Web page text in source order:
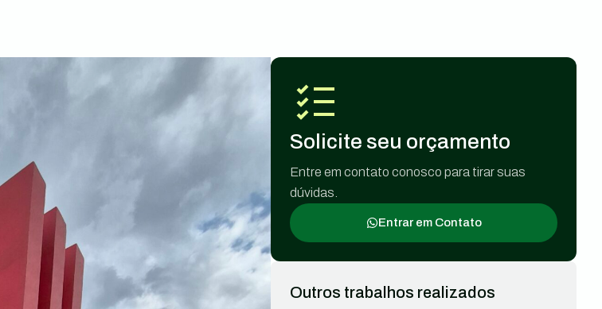
Solicite seu orçamento
Entre em contato conosco para tirar suas
dúvidas.
Entrar em Contato
Outros trabalhos realizados